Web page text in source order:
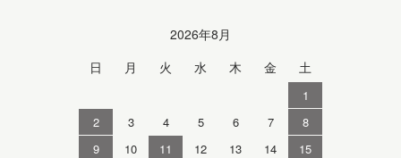
2026年8月
日
月 火 水 木 金 土
1
2
3 4 5 6 7
8
9
10 11 12 13 14
15